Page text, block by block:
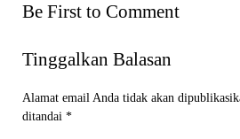
Be First to Comment
Tinggalkan Balasan
Alamat email Anda tidak akan
ditandai *